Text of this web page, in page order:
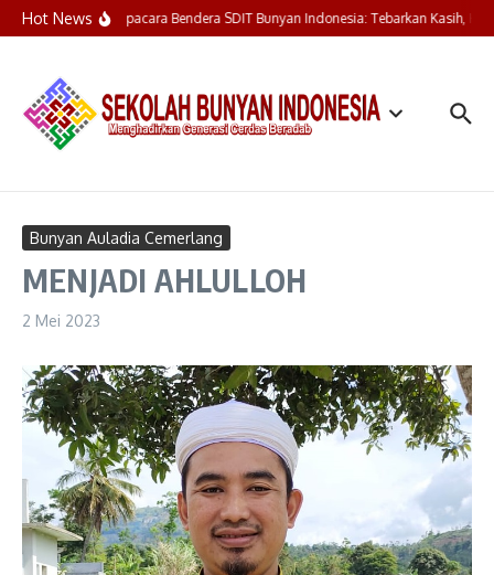
Lewati ke konten
Hot News Upacara Bendera SDIT Bunyan Indonesia: Tebarkan Kasih,
Bunyan Auladia Cemerlang
MENJADI AHLULLOH
2 Mei 2023